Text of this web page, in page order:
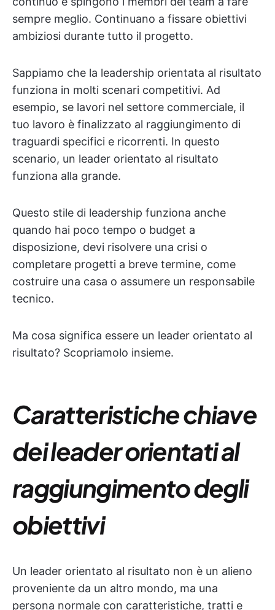
sempre meglio. Continuano a fissare obiettivi
ambiziosi durante tutto il progetto.
Sappiamo che la leadership orientata al risultato
funziona in molti scenari competitivi. Ad
esempio, se lavori nel settore commerciale, il
tuo lavoro è finalizzato al raggiungimento di
traguardi specifici e ricorrenti. In questo
scenario, un leader orientato al risultato
funziona alla grande.
Questo stile di leadership funziona anche
quando hai poco tempo o budget a
disposizione, devi risolvere una crisi o
completare progetti a breve termine, come
costruire una casa o assumere un responsabile
tecnico.
Ma cosa significa essere un leader orientato al
risultato? Scopriamolo insieme.
Caratteristiche chiave
dei leader orientati al
raggiungimento degli
obiettivi
Un leader orientato al risultato non è un alieno
proveniente da un altro mondo, ma una
persona normale con caratteristiche, tratti e